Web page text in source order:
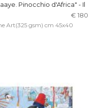
Pinocchio d'Africa" - Il
€ 180
Art(325 gsm) cm 45x40